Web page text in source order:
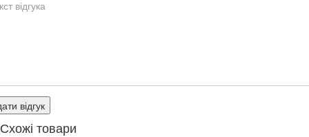
відгук
Схожі товари